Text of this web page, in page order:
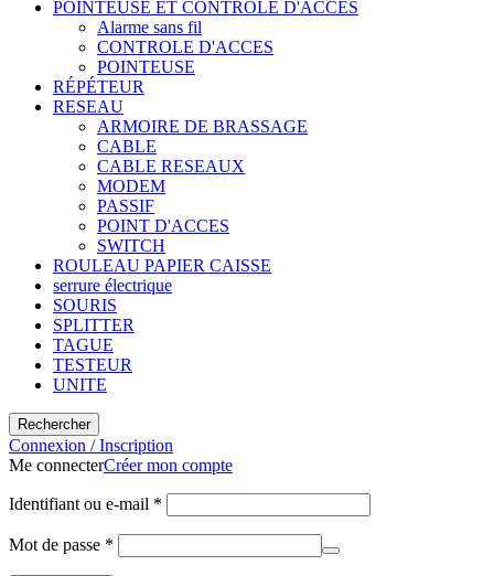
POINTEUSE ET CONTROLE D'ACCES
Alarme sans fil
CONTROLE D'ACCES
POINTEUSE
RÉPÉTEUR
RESEAU
ARMOIRE DE BRASSAGE
CABLE
CABLE RESEAUX
MODEM
PASSIF
POINT D'ACCES
SWITCH
ROULEAU PAPIER CAISSE
serrure électrique
SOURIS
SPLITTER
TAGUE
TESTEUR
UNITE
Rechercher
Connexion / Inscription
Me connecterCréer mon compte
Identifiant ou e-mail *
Mot de passe *